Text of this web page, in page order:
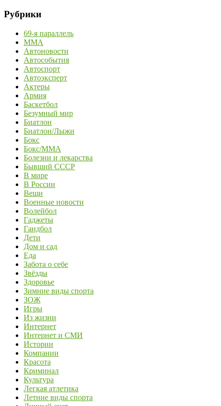
Рубрики
69-я параллель
MMA
Автоновости
Автособытия
Автоспорт
Автоэксперт
Актеры
Армия
Баскетбол
Безумный мир
Биатлон
Биатлон/Лыжи
Бокс
Бокс/MMA
Болезни и лекарства
Бывший СССР
В мире
В России
Вещи
Военные новости
Волейбол
Гаджеты
Гандбол
Дети
Дом и сад
Еда
Забота о себе
Звёзды
Здоровье
Зимние виды спорта
ЗОЖ
Игры
Из жизни
Интернет
Интернет и СМИ
Истории
Компании
Красота
Криминал
Культура
Легкая атлетика
Летние виды спорта